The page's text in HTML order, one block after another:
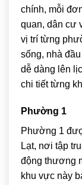
chính, mỗi
quan, dân cư
vị trí từng
sống, nhà
dễ dàng lên
chi tiết từng
Phường 1
Phường 1
Lạt, nơi tập
động thương
khu vực này